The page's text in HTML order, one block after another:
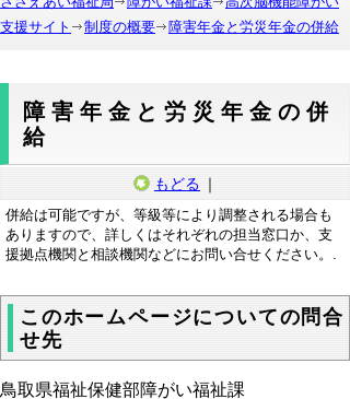
支援サイト
制度の概要 障害年金と労災年金の併給
障害年金と労災年金の併
給
もどる ｜
併給は可能ですが、等級等により調整される場合も
ありますので、詳しくはそれぞれの担当窓口か、支
援拠点機関と相談機関などにお問い合せください。.
このホームページについての問合
せ先
鳥取県福祉保健部障がい福祉課